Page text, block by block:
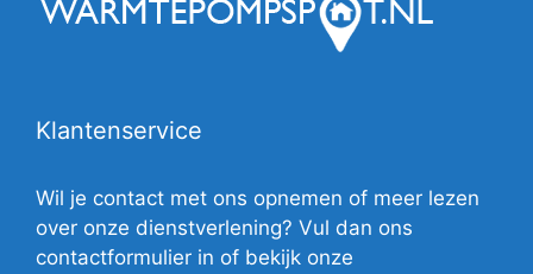
Klantenservice
Wil je contact met ons opnemen of meer lezen
over onze dienstverlening? Vul dan ons
contactformulier in of bekijk onze